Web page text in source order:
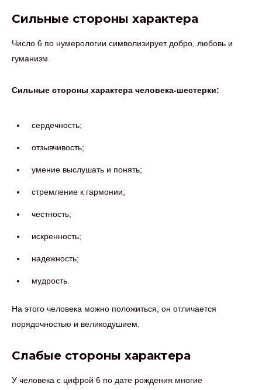
Сильные стороны характера
Число 6 по нумерологии символизирует добро, любовь и
гуманизм.
Сильные стороны характера человека-шестерки:
сердечность;
отзывчивость;
умение выслушать и понять;
стремление к гармонии;
честность;
искренность;
надежность;
мудрость.
На этого человека можно положиться, он отличается
порядочностью и великодушием.
Слабые стороны характера
У человека с цифрой 6 по дате рождения многие